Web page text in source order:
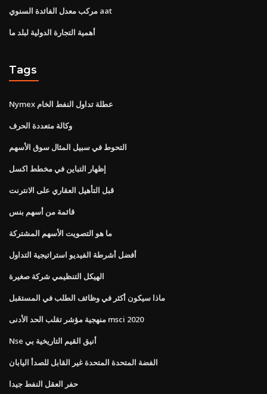
مركب معدل الفائدة السنوي aat
أهمية التجارة الدولية لبلد ما
Tags
Nymex عطلة تداول النفط الخام
وكالة متعددة الحرف
التحوط في سبيل المثال سوق الأسهم
إظهار التباين في مخطط اكسل
قبل التأهيل العقاري على الانترنت
قائمة من أسهم بنس
ما هو التصويت الأسهم المشتركة
أفضل أشرطة الفيديو استراتيجية التداول
الهيكل التنظيمي شركة صغيرة
ماذا سيكون أكثر في وظائف الطلب في المستقبل
منهجية مؤشر تقلب الحد الأدنى msci 2020
Nse أنيق القيم التاريخية بي
الفضة المتحدة المتحدة غير القابل للصدأ اليابان
حفر العقل النفط جيدا